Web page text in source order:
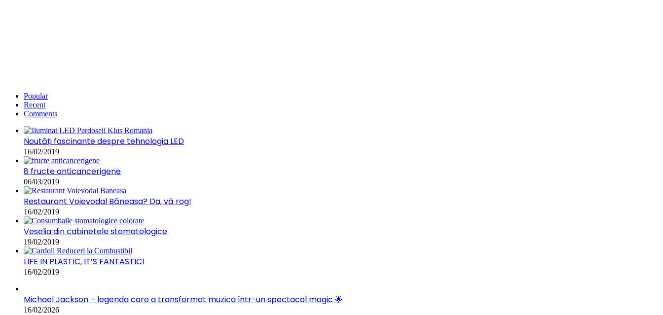
Popular
Recent
Comments
Noutăți fascinante despre tehnologia LED
16/02/2019
8 fructe anticancerigene
06/03/2019
Restaurant Voievodal Băneasa? Da, vă rog!
16/02/2019
Veselia din cabinetele stomatologice
19/02/2019
LIFE IN PLASTIC, IT’S FANTASTIC!
16/02/2019
Michael Jackson – legenda care a transformat muzica într-un spectacol magic 🌟
16/02/2026